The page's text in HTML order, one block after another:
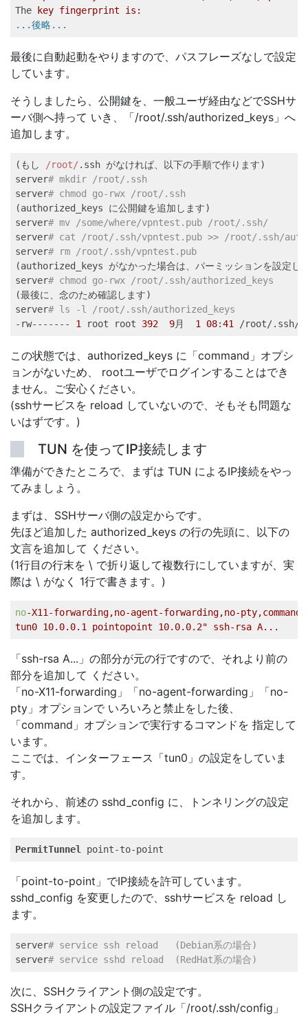
The
key fingerprint is:
...後略...
最後に自動起動をやりますので、パスフレーズなしで設定
しています。
そうしましたら、公開鍵を、一般ユーザ経由などでSSHサ
ーバ側へ持って いき、「/root/.ssh/authorized_keys」へ
追加します。
(もし /root/ .ssh がなければ、以下の手順で作ります)
server# mkdir /root/.ssh
server# chmod go-rwx /root/.ssh
(authorized_keys に公開鍵を追加します)
server# mv /some/where/vpntest.pub /root/.ssh/
server# cat /root/.ssh/vpntest.pub >> /root/.ssh/
server# rm /root/.ssh/vpntest.pub
(authorized_keys がなかった場合は、パーミッションを設定
server# chmod go-rwx /root/.ssh/authorized_keys
(最後に、念のため確認します)
server# ls -l /root/.ssh/authorized_keys
-rw------- 1 root root 392 9月 1 08:41 /root/.ssh/
この状態では、authorized_keys に「command」オプシ
ョンがないため、 rootユーザでログインすることはでき
ません。ご安心ください。
(sshサービスを reload していないので、そもそも問題な
いはずです。)
TUN を使ってIP接続します
準備ができたところで、まずは TUN によるIP接続をやっ
てみましょう。
まずは、SSHサーバ側の設定からです。
先ほど追加した authorized_keys の行の先頭に、以下の
文言を追加して ください。
(1行目の行末を \ で折り返して複数行にしていますが、実
際は \ がなく 1行で書きます。)
no-X11-forwarding,no-agent-forwarding,no-
tun0 10.0.0.1 pointopoint 10.0.0.2" ssh-rsa A...
「ssh-rsa A...」の部分が元の行ですので、それより前の
部分を追加して ください。
「no-X11-forwarding」「no-agent-forwarding」「no-
pty」オプションで いろいろと禁止をした後、
「command」オプションで実行するコマンドを 指定して
います。
ここでは、インターフェース「tun0」の設定をしていま
す。
それから、前述の sshd_config に、トンネリングの設定
を追加します。
PermitTunnel point-to-point
「point-to-point」でIP接続を許可しています。
sshd_config を変更したので、sshサービスを reload し
ます。
server# service ssh reload   (Debian系の場合)
server# service sshd reload  (RedHat系の場合)
次に、SSHクライアント側の設定です。
SSHクライアントの設定ファイル「/root/.ssh/config」